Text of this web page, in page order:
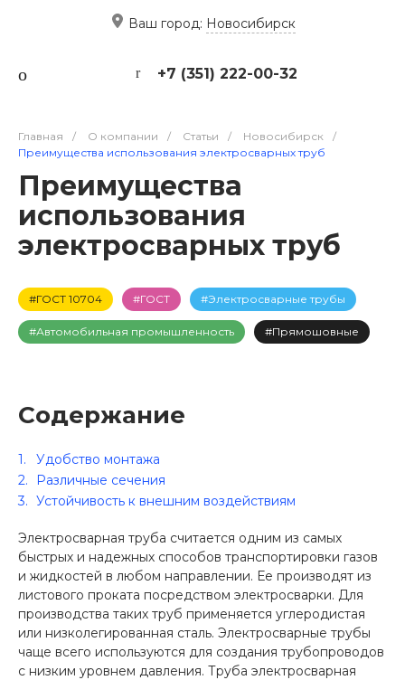
Ваш город: Новосибирск
+7 (351) 222-00-32
Главная / О компании / Статьи / Новосибирск
/
Преимущества использования электросварных труб
Преимущества
использования
электросварных труб
#ГОСТ 10704 #ГОСТ #Электросварные трубы
#Автомобильная промышленность #Прямошовные
Содержание
Удобство монтажа
Различные сечения
Устойчивость к внешним воздействиям
Электросварная труба считается одним из самых
быстрых и надежных способов транспортировки газов
и жидкостей в любом направлении. Ее производят из
листового проката посредством электросварки. Для
производства таких труб применяется углеродистая
или низколегированная сталь. Электросварные трубы
чаще всего используются для создания трубопроводов
с низким уровнем давления. Труба электросварная